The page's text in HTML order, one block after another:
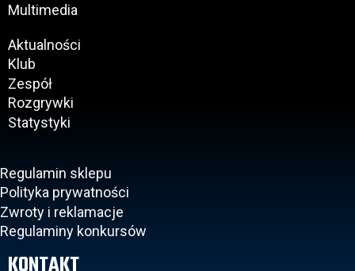
Multimedia
Aktualności
Klub
Zespół
Rozgrywki
Statystyki
Regulamin sklepu
Polityka prywatności
Zwroty i reklamacje
Regulaminy konkursów